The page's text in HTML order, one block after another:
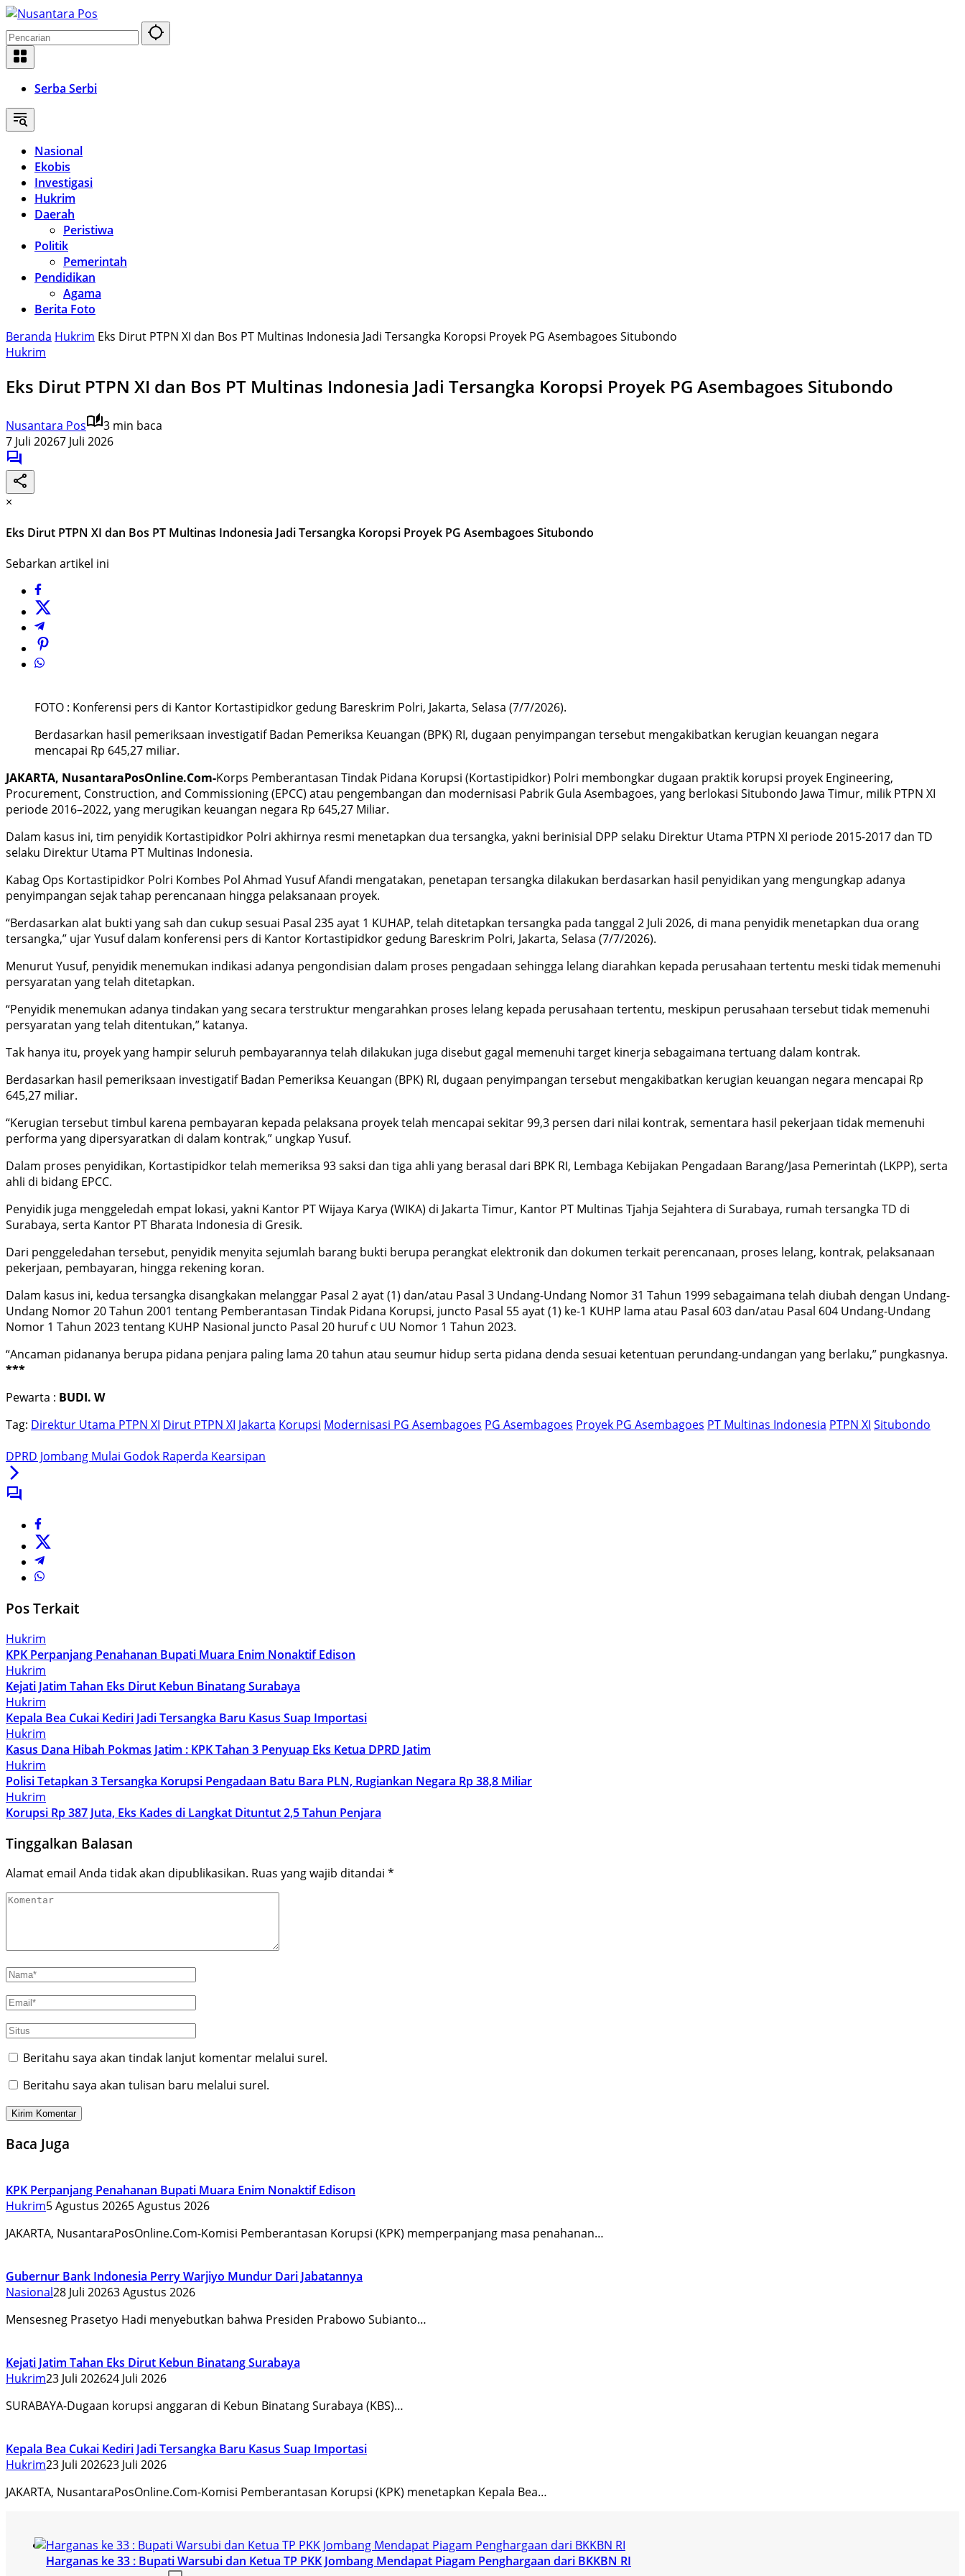
Langsung
ke
konten
Serba Serbi
Nasional
Ekobis
Investigasi
Hukrim
Daerah
Peristiwa
Politik
Pemerintah
Pendidikan
Agama
Berita Foto
Beranda Hukrim Eks Dirut PTPN XI dan Bos PT Multinas Indonesia Jadi Tersangka Koropsi Proyek PG Asembagoes Situbondo
Hukrim
Eks Dirut PTPN XI dan Bos PT Multinas Indonesia Jadi Tersangka Koropsi Proyek PG Asembagoes Situbondo
Nusantara Pos
3 min baca
7 Juli 20267 Juli 2026
×
Eks Dirut PTPN XI dan Bos PT Multinas Indonesia Jadi Tersangka Koropsi Proyek PG Asembagoes Situbondo
Sebarkan artikel ini
FOTO : Konferensi pers di Kantor Kortastipidkor gedung Bareskrim Polri, Jakarta, Selasa (7/7/2026).
Berdasarkan hasil pemeriksaan investigatif Badan Pemeriksa Keuangan (BPK) RI, dugaan penyimpangan tersebut mengakibatkan kerugian keuangan negara
mencapai Rp 645,27 miliar.
JAKARTA, NusantaraPosOnline.Com-Korps Pemberantasan Tindak Pidana Korupsi (Kortastipidkor) Polri membongkar dugaan praktik korupsi proyek Engineering,
Procurement, Construction, and Commissioning (EPCC) atau pengembangan dan modernisasi Pabrik Gula Asembagoes, yang berlokasi Situbondo Jawa Timur, milik PTPN XI
periode 2016–2022, yang merugikan keuangan negara Rp 645,27 Miliar.
Dalam kasus ini, tim penyidik Kortastipidkor Polri akhirnya resmi menetapkan dua tersangka, yakni berinisial DPP selaku Direktur Utama PTPN XI periode 2015-2017 dan TD
selaku Direktur Utama PT Multinas Indonesia.
Kabag Ops Kortastipidkor Polri Kombes Pol Ahmad Yusuf Afandi mengatakan, penetapan tersangka dilakukan berdasarkan hasil penyidikan yang mengungkap adanya
penyimpangan sejak tahap perencanaan hingga pelaksanaan proyek.
“Berdasarkan alat bukti yang sah dan cukup sesuai Pasal 235 ayat 1 KUHAP, telah ditetapkan tersangka pada tanggal 2 Juli 2026, di mana penyidik menetapkan dua orang
tersangka,” ujar Yusuf dalam konferensi pers di Kantor Kortastipidkor gedung Bareskrim Polri, Jakarta, Selasa (7/7/2026).
Menurut Yusuf, penyidik menemukan indikasi adanya pengondisian dalam proses pengadaan sehingga lelang diarahkan kepada perusahaan tertentu meski tidak memenuhi
persyaratan yang telah ditetapkan.
“Penyidik menemukan adanya tindakan yang secara terstruktur mengarahkan proses lelang kepada perusahaan tertentu, meskipun perusahaan tersebut tidak memenuhi
persyaratan yang telah ditentukan,” katanya.
Tak hanya itu, proyek yang hampir seluruh pembayarannya telah dilakukan juga disebut gagal memenuhi target kinerja sebagaimana tertuang dalam kontrak.
Berdasarkan hasil pemeriksaan investigatif Badan Pemeriksa Keuangan (BPK) RI, dugaan penyimpangan tersebut mengakibatkan kerugian keuangan negara mencapai Rp
645,27 miliar.
“Kerugian tersebut timbul karena pembayaran kepada pelaksana proyek telah mencapai sekitar 99,3 persen dari nilai kontrak, sementara hasil pekerjaan tidak memenuhi
performa yang dipersyaratkan di dalam kontrak,” ungkap Yusuf.
Dalam proses penyidikan, Kortastipidkor telah memeriksa 93 saksi dan tiga ahli yang berasal dari BPK RI, Lembaga Kebijakan Pengadaan Barang/Jasa Pemerintah (LKPP), serta
ahli di bidang EPCC.
Penyidik juga menggeledah empat lokasi, yakni Kantor PT Wijaya Karya (WIKA) di Jakarta Timur, Kantor PT Multinas Tjahja Sejahtera di Surabaya, rumah tersangka TD di
Surabaya, serta Kantor PT Bharata Indonesia di Gresik.
Dari penggeledahan tersebut, penyidik menyita sejumlah barang bukti berupa perangkat elektronik dan dokumen terkait perencanaan, proses lelang, kontrak, pelaksanaan
pekerjaan, pembayaran, hingga rekening koran.
Dalam kasus ini, kedua tersangka disangkakan melanggar Pasal 2 ayat (1) dan/atau Pasal 3 Undang-Undang Nomor 31 Tahun 1999 sebagaimana telah diubah dengan Undang-
Undang Nomor 20 Tahun 2001 tentang Pemberantasan Tindak Pidana Korupsi, juncto Pasal 55 ayat (1) ke-1 KUHP lama atau Pasal 603 dan/atau Pasal 604 Undang-Undang
Nomor 1 Tahun 2023 tentang KUHP Nasional juncto Pasal 20 huruf c UU Nomor 1 Tahun 2023.
“Ancaman pidananya berupa pidana penjara paling lama 20 tahun atau seumur hidup serta pidana denda sesuai ketentuan perundang-undangan yang berlaku,” pungkasnya.
***
Pewarta : BUDI. W
Tag: Direktur Utama PTPN XI Dirut PTPN XI Jakarta Korupsi Modernisasi PG Asembagoes PG Asembagoes Proyek PG Asembagoes PT Multinas Indonesia PTPN XI Situbondo
DPRD Jombang Mulai Godok Raperda Kearsipan
Pos Terkait
Hukrim
KPK Perpanjang Penahanan Bupati Muara Enim Nonaktif Edison
Hukrim
Kejati Jatim Tahan Eks Dirut Kebun Binatang Surabaya
Hukrim
Kepala Bea Cukai Kediri Jadi Tersangka Baru Kasus Suap Importasi
Hukrim
Kasus Dana Hibah Pokmas Jatim : KPK Tahan 3 Penyuap Eks Ketua DPRD Jatim
Hukrim
Polisi Tetapkan 3 Tersangka Korupsi Pengadaan Batu Bara PLN, Rugiankan Negara Rp 38,8 Miliar
Hukrim
Korupsi Rp 387 Juta, Eks Kades di Langkat Dituntut 2,5 Tahun Penjara
Tinggalkan Balasan
Alamat email Anda tidak akan dipublikasikan. Ruas yang wajib ditandai *
Beritahu saya akan tindak lanjut komentar melalui surel.
Beritahu saya akan tulisan baru melalui surel.
Baca Juga
KPK Perpanjang Penahanan Bupati Muara Enim Nonaktif Edison
Hukrim5 Agustus 20265 Agustus 2026
JAKARTA, NusantaraPosOnline.Com-Komisi Pemberantasan Korupsi (KPK) memperpanjang masa penahanan…
Gubernur Bank Indonesia Perry Warjiyo Mundur Dari Jabatannya
Nasional28 Juli 20263 Agustus 2026
Mensesneg Prasetyo Hadi menyebutkan bahwa Presiden Prabowo Subianto…
Kejati Jatim Tahan Eks Dirut Kebun Binatang Surabaya
Hukrim23 Juli 202624 Juli 2026
SURABAYA-Dugaan korupsi anggaran di Kebun Binatang Surabaya (KBS)…
Kepala Bea Cukai Kediri Jadi Tersangka Baru Kasus Suap Importasi
Hukrim23 Juli 202623 Juli 2026
JAKARTA, NusantaraPosOnline.Com-Komisi Pemberantasan Korupsi (KPK) menetapkan Kepala Bea…
Harganas ke 33 : Bupati Warsubi dan Ketua TP PKK Jombang Mendapat Piagam Penghargaan dari BKKBN RI